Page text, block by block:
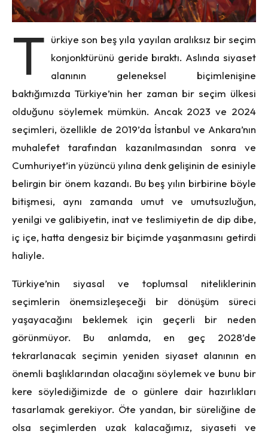
T ürkiye son beş yıla yayılan aralıksız bir seçim
konjonktürünü geride bıraktı. Aslında siyaset
alanının geleneksel biçimlenişine
baktığımızda Türkiye’nin her zaman bir seçim ülkesi
olduğunu söylemek mümkün. Ancak 2023 ve 2024
seçimleri, özellikle de 2019’da İstanbul ve Ankara’nın
muhalefet tarafından kazanılmasından sonra ve
Cumhuriyet’in yüzüncü yılına denk gelişinin de esiniyle
belirgin bir önem kazandı. Bu beş yılın birbirine böyle
bitişmesi, aynı zamanda umut ve umutsuzluğun,
yenilgi ve galibiyetin, inat ve teslimiyetin de dip dibe,
iç içe, hatta dengesiz bir biçimde yaşanmasını getirdi
haliyle.
Türkiye’nin siyasal ve toplumsal niteliklerinin
seçimlerin önemsizleşeceği bir dönüşüm süreci
yaşayacağını beklemek için geçerli bir neden
görünmüyor. Bu anlamda, en geç 2028’de
tekrarlanacak seçimin yeniden siyaset alanının en
önemli başlıklarından olacağını söylemek ve bunu bir
kere söylediğimizde de o günlere dair hazırlıkları
tasarlamak gerekiyor. Öte yandan, bir süreliğine de
olsa seçimlerden uzak kalacağımız, siyaseti ve